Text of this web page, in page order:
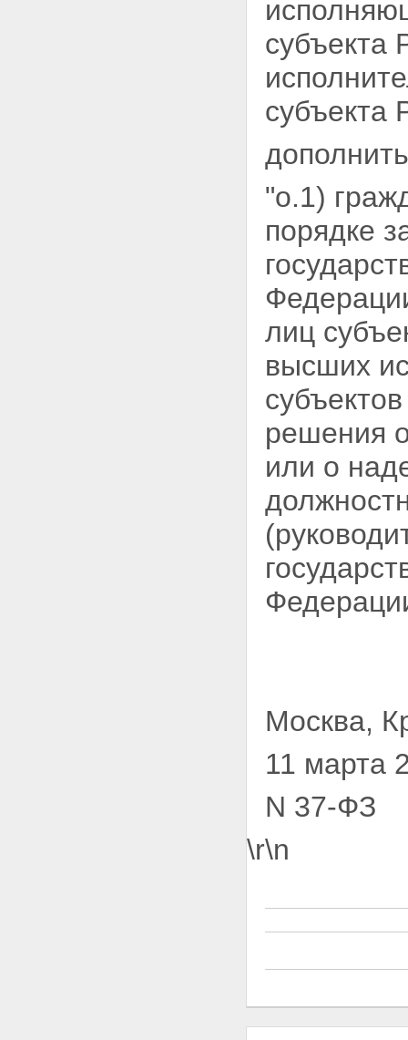
субъекта
субъекта
"о.1)
порядке
лиц
высших
решения
или о
Москва,
11 марта
N 37-ФЗ
\r\n